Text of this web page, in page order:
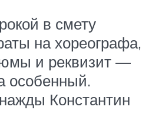
в смету
на хореографа,
и реквизит —
особенный.
Константин